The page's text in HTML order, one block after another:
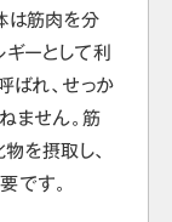
は筋肉を分
ーとして利
ばれ、せっか
ません。筋
を摂取し、
です。